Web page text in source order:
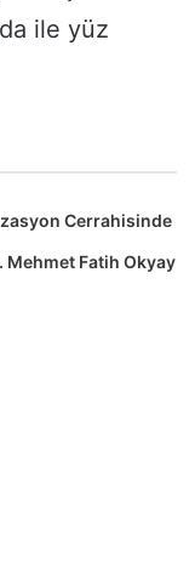
ile yüz
Cerrahisinde
Mehmet Fatih Okyay